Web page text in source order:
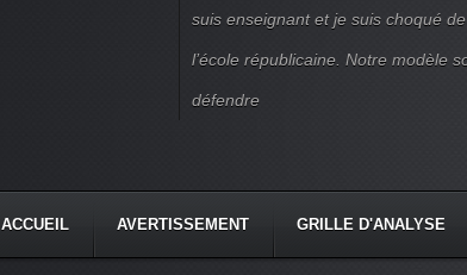
suis enseignant et je suis choqué
l’école républicaine. Notre modèle
défendre
ACCUEIL AVERTISSEMENT GRILLE D'ANALYSE